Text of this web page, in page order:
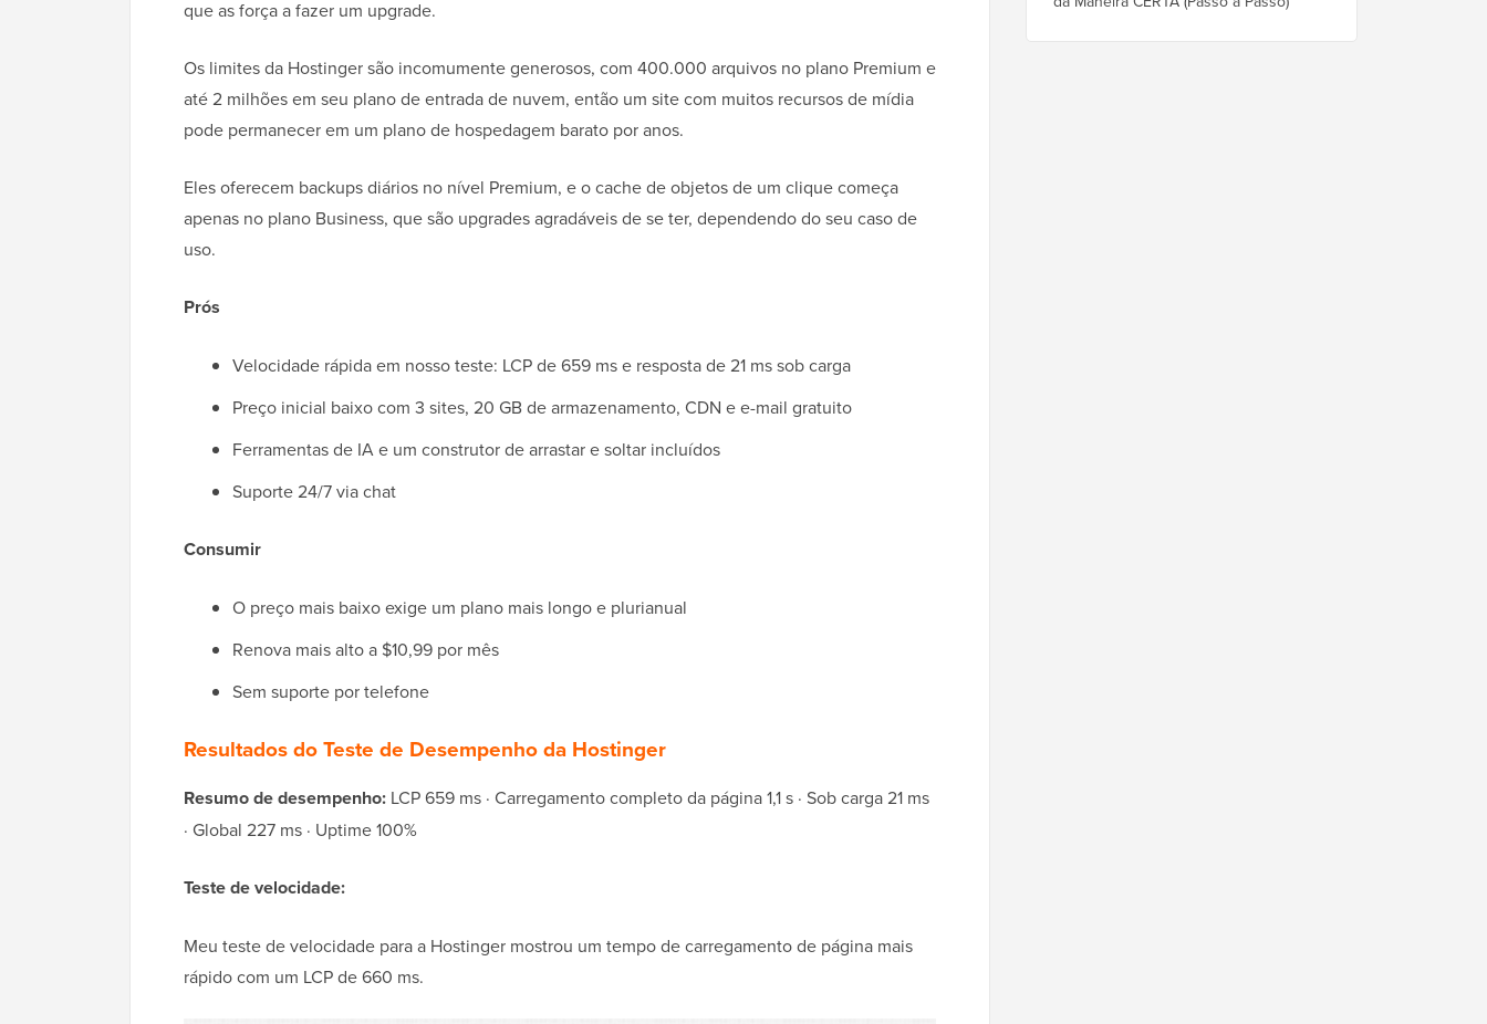
que as força a fazer um upgrade.
Os limites da Hostinger são incomumente generosos, com 400.000 arquivos no plano Premium e
até 2 milhões em seu plano de entrada de nuvem, então um site com muitos recursos de mídia
pode permanecer em um plano de hospedagem barato por anos.
Eles oferecem backups diários no nível Premium, e o cache de objetos de um clique começa
apenas no plano Business, que são upgrades agradáveis de se ter, dependendo do seu caso de
uso.
Prós
Velocidade rápida em nosso teste: LCP de 659 ms e resposta de 21 ms sob carga
Preço inicial baixo com 3 sites, 20 GB de armazenamento, CDN e e-mail gratuito
Ferramentas de IA e um construtor de arrastar e soltar incluídos
Suporte 24/7 via chat
Consumir
O preço mais baixo exige um plano mais longo e plurianual
Renova mais alto a $10,99 por mês
Sem suporte por telefone
Resultados do Teste de Desempenho da Hostinger
Resumo de desempenho: LCP 659 ms · Carregamento completo da página 1,1 s · Sob carga 21 ms
· Global 227 ms · Uptime 100%
Teste de velocidade:
Meu teste de velocidade para a Hostinger mostrou um tempo de carregamento de página mais
rápido com um LCP de 660 ms.